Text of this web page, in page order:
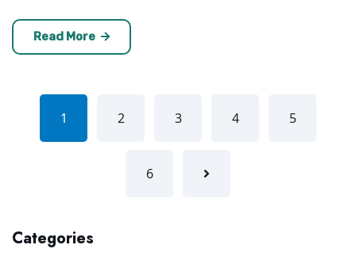
Read More
1 2 3 4 5
6
Categories